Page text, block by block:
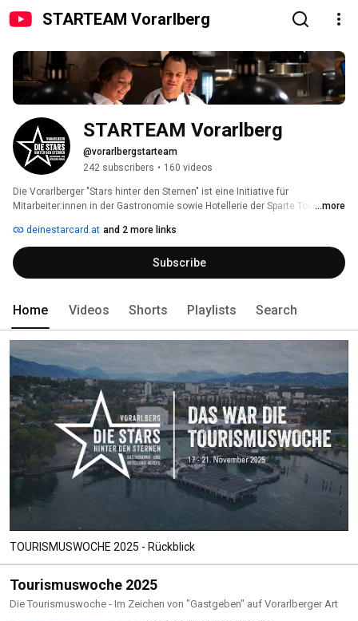
STARTEAM Vorarlberg
STARTEAM Vorarlberg
@vorarlbergstarteam
242 subscribers • 160 videos
Die Vorarlberger "Stars hinter den Sternen" ist eine Initiative für
Mitarbeiter:innen in der Gastronomie sowie Hotellerie der Sparte Tourismus
...more
deinestarcard.at and 2 more links
Subscribe
Home Videos Shorts Playlists Search
TOURISMUSWOCHE 2025 - Rückblick
Tourismuswoche 2025
Die Tourismuswoche - Im Zeichen von "Gastgeben" auf Vorarlberger Art